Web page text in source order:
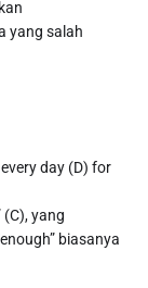
yang salah
day (D) for
yang
biasanya